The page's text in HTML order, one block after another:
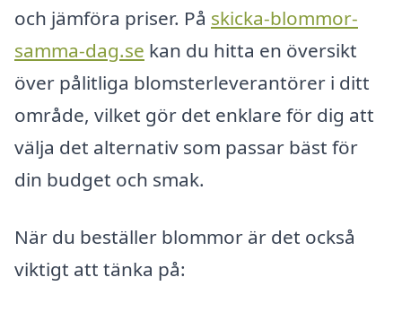
och jämföra priser. På skicka-blommor-
samma-dag.se kan du hitta en översikt
över pålitliga blomsterleverantörer i ditt
område, vilket gör det enklare för dig att
välja det alternativ som passar bäst för
din budget och smak.
När du beställer blommor är det också
viktigt att tänka på: